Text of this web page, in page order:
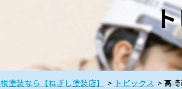
塗装なら【ねぎし塗装店】 > トピックス > 高